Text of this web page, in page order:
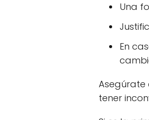
Una
En
Asegúrate
tener